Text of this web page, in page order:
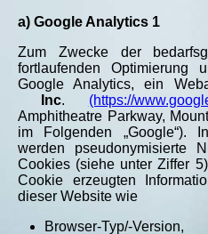
a) Google Analytics 1
Zum Zwecke der
fortlaufenden Optimierung
Google Analytics, ein
Inc. (https://
Amphitheatre Parkway,
im Folgenden „Google“).
werden pseudonymisierte
Cookies (siehe unter Ziffer
Cookie erzeugten
dieser Website wie
Browser-Typ/-Version,